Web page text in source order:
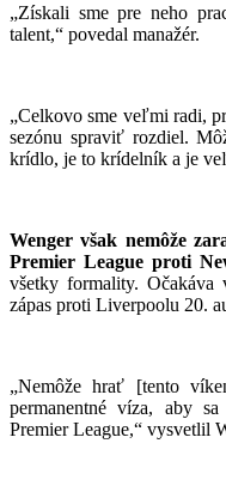
„Získali sme pre neho
talent,“ povedal manažér.
„Celkovo sme veľmi radi,
sezónu spraviť rozdiel.
krídlo, je to krídelník a je
Wenger však nemôže
Premier League proti
všetky formality.
zápas proti Liverpoolu 20.
„Nemôže hrať [tento
permanentné víza, aby
Premier League,“ vysvetlil